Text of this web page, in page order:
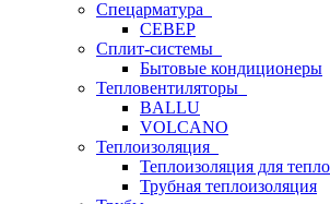
Спецарматура
СЕВЕР
Сплит-системы
Бытовые кондиционеры
Тепловентиляторы
BALLU
VOLCANO
Теплоизоляция
Теплоизоляция для
Трубная теплоизоляция